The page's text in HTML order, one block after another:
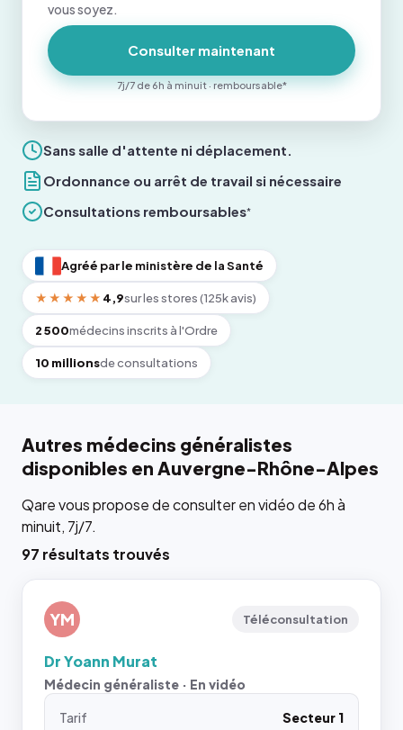
Sans salle d'attente ni déplacement.
Ordonnance ou arrêt de travail si nécessaire
Consultations remboursables*
Agréé par le ministère de la Santé
★★★★★ 4,9sur les stores (125k avis)
2 500médecins inscrits à l'Ordre
10 millionsde consultations
vous soyez.
Consulter maintenant
7j/7 de 6h à minuit · remboursable*
Autres médecins généralistes
disponibles en Auvergne-Rhône-Alpes
Qare vous propose de consulter en vidéo de 6h à
minuit, 7j/7.
97 résultats trouvés
YM Téléconsultation
Dr Yoann Murat
Médecin généraliste · En vidéo
Tarif
Secteur 1